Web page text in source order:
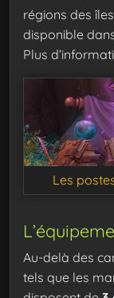
régions des
disponible
Plus
Les
Au-delà des
tels que les